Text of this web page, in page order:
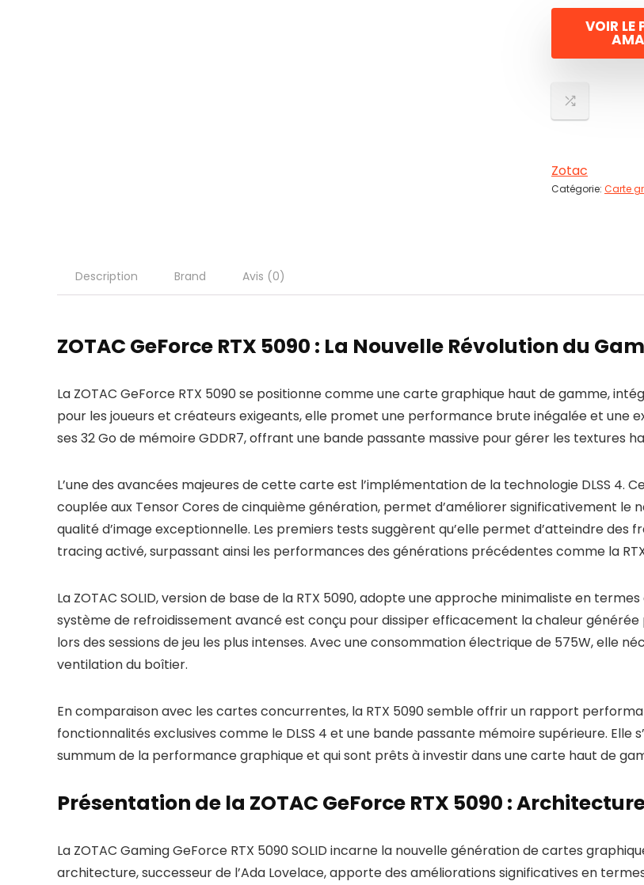
VOIR LE
Zotac
Catégorie: Carte
Description Brand Avis (0)
ZOTAC GeForce RTX 5090 : La Nouvelle Révolution du
La ZOTAC GeForce RTX 5090 se positionne comme une carte graphique haut de gamme,
pour les joueurs et créateurs exigeants, elle promet une performance brute inégalée et une
ses 32 Go de mémoire GDDR7, offrant une bande passante massive pour gérer les textures
L’une des avancées majeures de cette carte est l’implémentation de la technologie DLSS 4.
couplée aux Tensor Cores de cinquième génération, permet d’améliorer significativement le
qualité d’image exceptionnelle. Les premiers tests suggèrent qu’elle permet d’atteindre des
tracing activé, surpassant ainsi les performances des générations précédentes comme la
La ZOTAC SOLID, version de base de la RTX 5090, adopte une approche minimaliste en
système de refroidissement avancé est conçu pour dissiper efficacement la chaleur
lors des sessions de jeu les plus intenses. Avec une consommation électrique de 575W, elle
ventilation du boîtier.
En comparaison avec les cartes concurrentes, la RTX 5090 semble offrir un rapport
fonctionnalités exclusives comme le DLSS 4 et une bande passante mémoire supérieure.
summum de la performance graphique et qui sont prêts à investir dans une carte haut de
Présentation de la ZOTAC GeForce RTX 5090 :
La ZOTAC Gaming GeForce RTX 5090 SOLID incarne la nouvelle génération de cartes
architecture, successeur de l’Ada Lovelace, apporte des améliorations significatives en